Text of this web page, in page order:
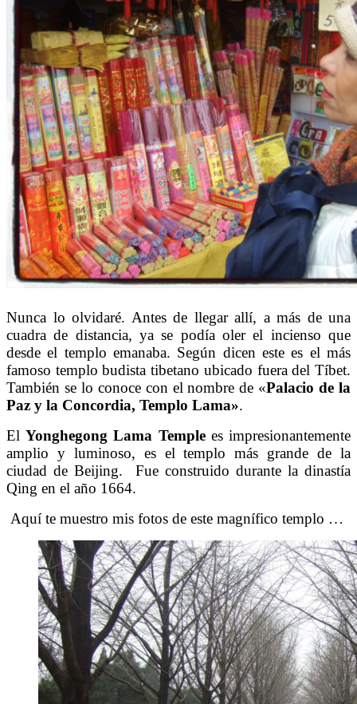
Nunca lo olvidaré. Antes de llegar allí, a más de una
cuadra de distancia, ya se podía oler el incienso que
desde el templo emanaba. Según dicen este es elmás
famoso templo budista tibetano ubicado fuera del Tíbet.
También se lo conoce con el nombre de «Palacio de la
Paz y la Concordia, Templo Lama».
ElYonghegong Lama Templees impresionantemente
amplio y luminoso, es el templo más grande de la
ciudad de Beijing. Fue construido durante la dinastía
Qing en el año 1664.
Aquí te muestro mis fotos de este magnífico templo …